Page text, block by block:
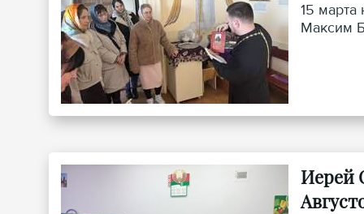
15 марта
Максим
Иерей